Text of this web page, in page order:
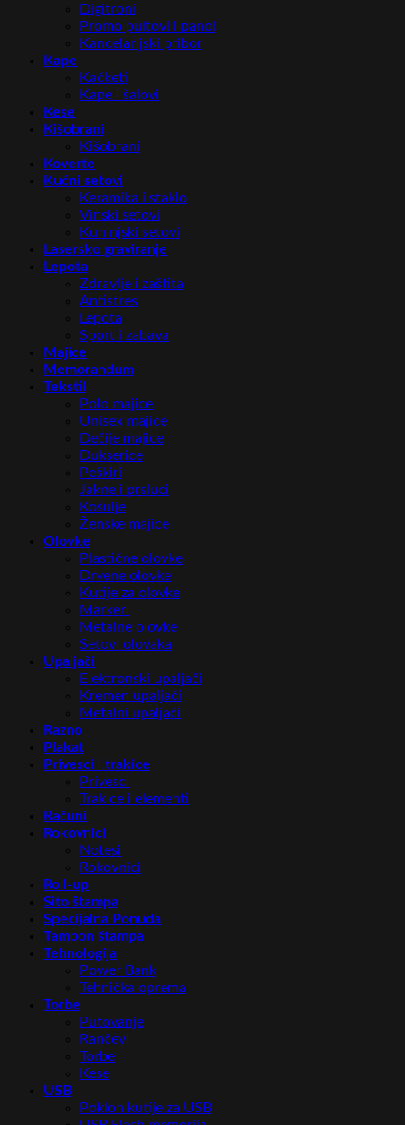
Digitroni
Promo pultovi i panoi
Kancelarijski pribor
Kape
Kačketi
Kape i šalovi
Kese
Kišobrani
Kišobrani
Koverte
Kućni setovi
Keramika i staklo
Vinski setovi
Kuhinjski setovi
Lasersko graviranje
Lepota
Zdravlje i zaštita
Antistres
Lepota
Sport i zabava
Majice
Memorandum
Tekstil
Polo majice
Unisex majice
Dečije majice
Dukserice
Peškiri
Jakne i prsluci
Košulje
Ženske majice
Olovke
Plastične olovke
Drvene olovke
Kutije za olovke
Markeri
Metalne olovke
Setovi olovaka
Upaljači
Elektronski upaljači
Kremen upaljači
Metalni upaljači
Razno
Plakat
Privesci i trakice
Privesci
Trakice i elementi
Računi
Rokovnici
Notesi
Rokovnici
Roll-up
Sito štampa
Specijalna Ponuda
Tampon štampa
Tehnologija
Power Bank
Tehnička oprema
Torbe
Putovanje
Rančevi
Torbe
Kese
USB
Poklon kutije za USB